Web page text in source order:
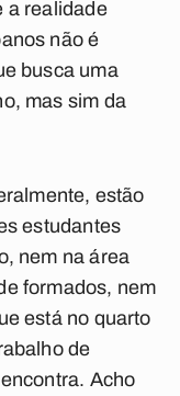
a realidade
não é
busca uma
mas sim da
estão
estudantes
nem na área
formados, nem
está no quarto
de
Acho